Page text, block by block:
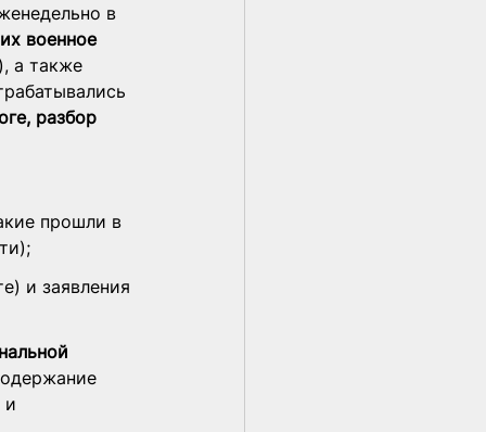
в
военное
а также
разбор
прошли в
и заявления
и